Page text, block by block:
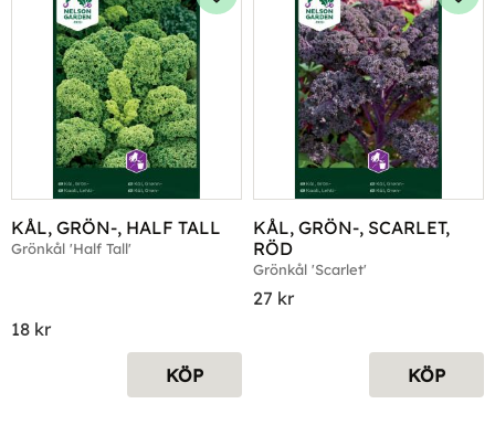
KÅL, GRÖN-, HALF TALL
Grönkål 'Half Tall'
18 kr
Lägg till i favoriter
KÖP
KÅL, GRÖN-, SCARLET,
RÖD
Grönkål 'Scarlet'
27 kr
KÖP